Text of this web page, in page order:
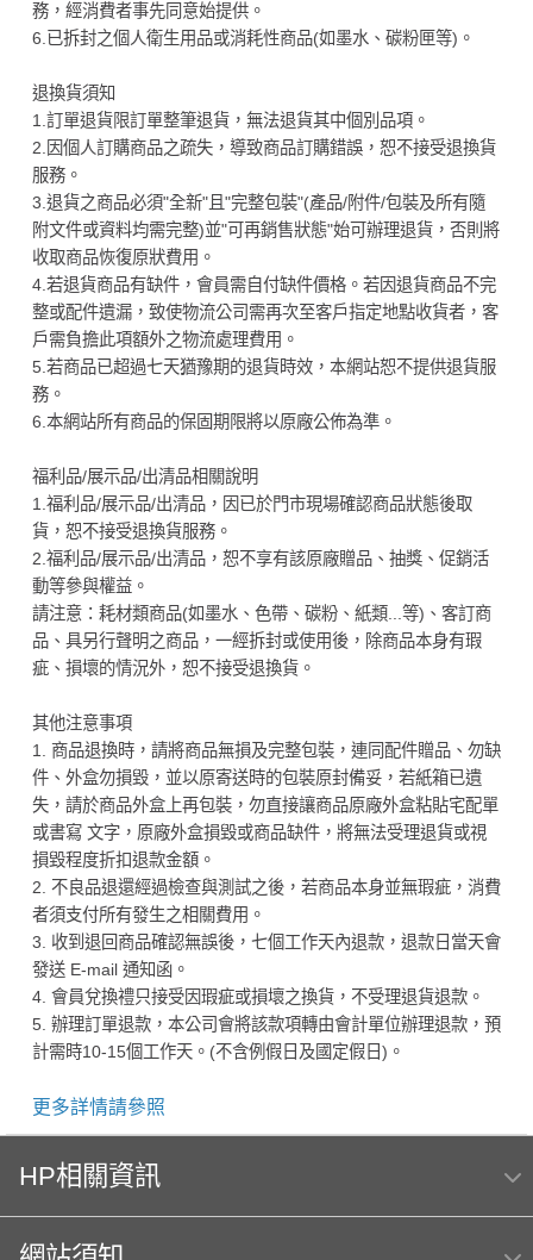
務，經消費者事先同意始提供。
6.已拆封之個人衛生用品或消耗性商品(如墨水、碳粉匣等)。
退換貨須知
1.訂單退貨限訂單整筆退貨，無法退貨其中個別品項。
2.因個人訂購商品之疏失，導致商品訂購錯誤，恕不接受退換貨
服務。
3.退貨之商品必須"全新"且"完整包裝"(產品/附件/包裝及所有隨
附文件或資料均需完整)並"可再銷售狀態"始可辦理退貨，否則將
收取商品恢復原狀費用。
4.若退貨商品有缺件，會員需自付缺件價格。若因退貨商品不完
整或配件遺漏，致使物流公司需再次至客戶指定地點收貨者，客
戶需負擔此項額外之物流處理費用。
5.若商品已超過七天猶豫期的退貨時效，本網站恕不提供退貨服
務。
6.本網站所有商品的保固期限將以原廠公佈為準。
福利品/展示品/出清品相關說明
1.福利品/展示品/出清品，因已於門市現場確認商品狀態後取
貨，恕不接受退換貨服務。
2.福利品/展示品/出清品，恕不享有該原廠贈品、抽獎、促銷活
動等參與權益。
請注意：耗材類商品(如墨水、色帶、碳粉、紙類...等)、客訂商
品、具另行聲明之商品，一經拆封或使用後，除商品本身有瑕
疵、損壞的情況外，恕不接受退換貨。
其他注意事項
1. 商品退換時，請將商品無損及完整包裝，連同配件贈品、勿缺
件、外盒勿損毀，並以原寄送時的包裝原封備妥，若紙箱已遺
失，請於商品外盒上再包裝，勿直接讓商品原廠外盒粘貼宅配單
或書寫 文字，原廠外盒損毀或商品缺件，將無法受理退貨或視
損毀程度折扣退款金額。
2. 不良品退還經過檢查與測試之後，若商品本身並無瑕疵，消費
者須支付所有發生之相關費用。
3. 收到退回商品確認無誤後，七個工作天內退款，退款日當天會
發送 E-mail 通知函。
4. 會員兌換禮只接受因瑕疵或損壞之換貨，不受理退貨退款。
5. 辦理訂單退款，本公司會將該款項轉由會計單位辦理退款，預
計需時10-15個工作天。(不含例假日及國定假日)。
更多詳情請參照
HP相關資訊